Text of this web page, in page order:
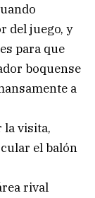
del juego, y
para que
boquense
a
la visita,
el balón
rival